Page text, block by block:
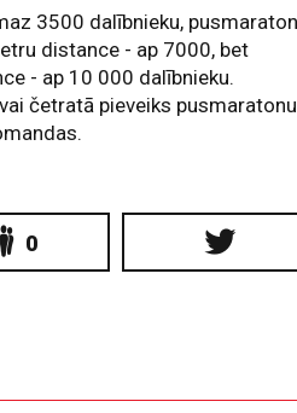
3500 dalībnieku,
distance - ap 7000, bet
- ap 10 000 dalībnieku.
četratā pieveiks pusmaratonu
0